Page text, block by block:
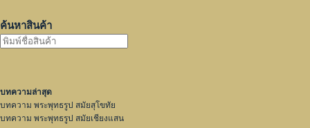
ค้นหาสินค้า
บทความล่าสุด
บทความ พระพุทธรูป สมัยสุโขทัย
บทความ พระพุทธรูป สมัยเชียงแสน